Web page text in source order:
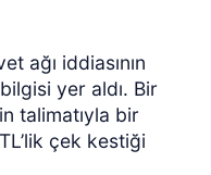
ağı iddiasının
yer aldı. Bir
talimatıyla bir
çek kestiği